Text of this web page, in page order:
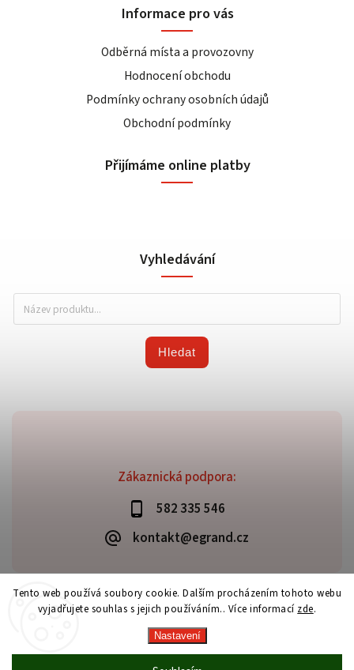
Tento web používá soubory cookie. Dalším procházením tohoto webu
vyjadřujete souhlas s jejich používáním.. Více informací zde.
Nastavení
Zákaznická podpora:
582 335 546
kontakt@egrand.cz
Informace pro vás
Odběrná místa a provozovny
Hodnocení obchodu
Podmínky ochrany osobních údajů
Obchodní podmínky
Přijímáme online platby
Vyhledávání
Hledat
Copyright 2026Grand E-shop. Všechna práva vyhrazena.
VytvořilShoptet| Design